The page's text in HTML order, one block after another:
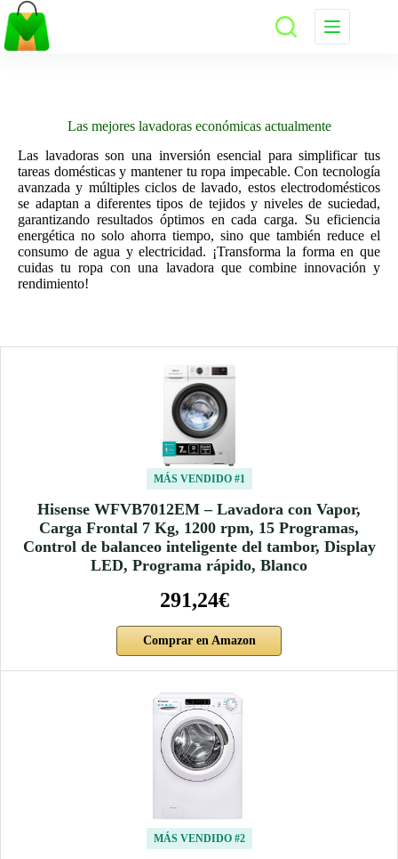
Saltar
al
contenido
Las mejores lavadoras económicas actualmente
Las lavadoras son una inversión esencial para simplificar tus
tareas domésticas y mantener tu ropa impecable. Con tecnología
avanzada y múltiples ciclos de lavado, estos electrodomésticos
se adaptan a diferentes tipos de tejidos y niveles de suciedad,
garantizando resultados óptimos en cada carga. Su eficiencia
energética no solo ahorra tiempo, sino que también reduce el
consumo de agua y electricidad. ¡Transforma la forma en que
cuidas tu ropa con una lavadora que combine innovación y
rendimiento!
MÁS VENDIDO #1
Hisense WFVB7012EM – Lavadora con Vapor,
Carga Frontal 7 Kg, 1200 rpm, 15 Programas,
Control de balanceo inteligente del tambor, Display
LED, Programa rápido, Blanco
291,24€
Comprar en Amazon
MÁS VENDIDO #2